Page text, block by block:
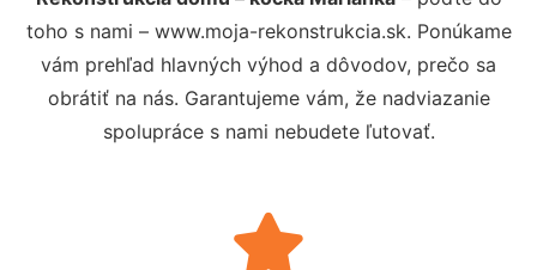
toho s nami – www.moja-rekonstrukcia.sk. Ponúkame
vám prehľad hlavných výhod a dôvodov, prečo sa
obrátiť na nás. Garantujeme vám, že nadviazanie
spolupráce s nami nebudete ľutovať.